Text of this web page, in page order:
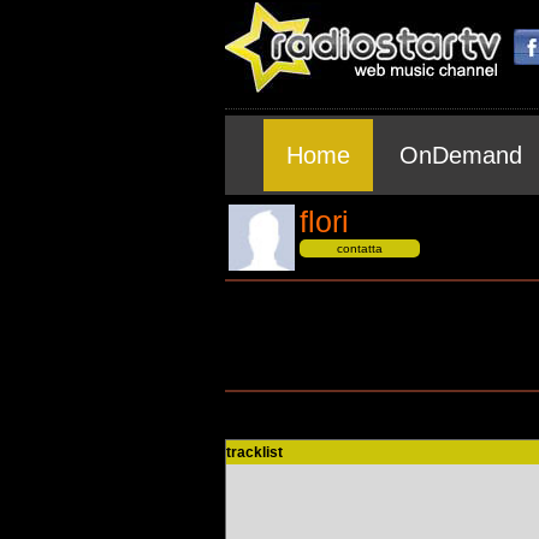
Home OnDemand
flori
contatta
tracklist